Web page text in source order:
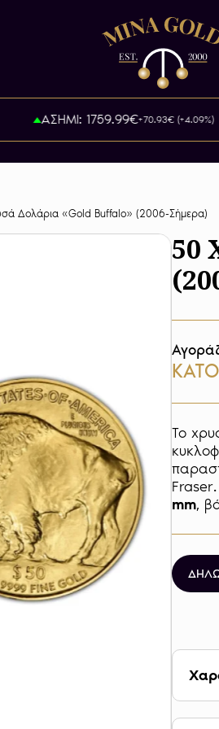
ΑΣΗΜΙ: 1759.99€+70.93€ (+4.09%)
Δολάρια «Gold Buffalo» (2006-Σήμερα)
50
Το
mm,